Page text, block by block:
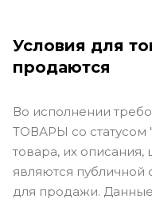
Условия для
продаются
Во исполнении
ТОВАРЫ со статусом
товара, их
являются
для продажи. Данные